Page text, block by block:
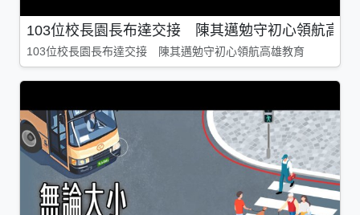
103位校長園長布達交接 陳其邁勉守初心領航高雄
103位校長園長布達交接 陳其邁勉守初心領航高雄教育